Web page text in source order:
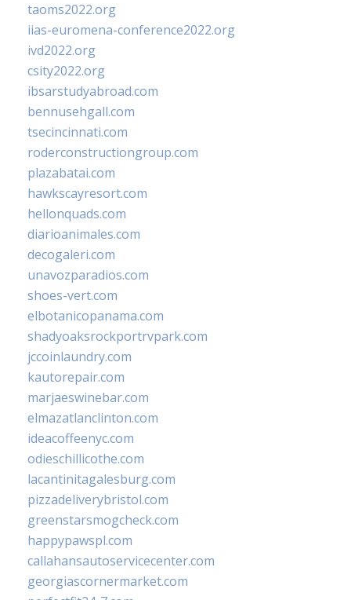
taoms2022.org
iias-euromena-conference2022.org
ivd2022.org
csity2022.org
ibsarstudyabroad.com
bennusehgall.com
tsecincinnati.com
roderconstructiongroup.com
plazabatai.com
hawkscayresort.com
hellonquads.com
diarioanimales.com
decogaleri.com
unavozparadios.com
shoes-vert.com
elbotanicopanama.com
shadyoaksrockportrvpark.com
jccoinlaundry.com
kautorepair.com
marjaeswinebar.com
elmazatlanclinton.com
ideacoffeenyc.com
odieschillicothe.com
lacantinitagalesburg.com
pizzadeliverybristol.com
greenstarsmogcheck.com
happypawspl.com
callahansautoservicecenter.com
georgiascornermarket.com